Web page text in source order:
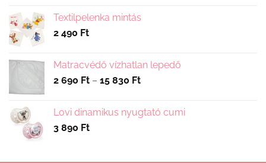
Textilpelenka mintás
2 490 Ft
Matracvédő vízhatlan lepedő
2 690 Ft – 15 830 FtÁrtartomány:
-
Lovi dinamikus nyugtató cumi
3 890 Ft